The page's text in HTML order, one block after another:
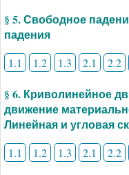
§ 5. Свободное
падения
1.1 1.2 1.3 2.1 2.2
§ 6. Криволинейное
движение
Линейная и угловая
1.1 1.2 1.3 2.1 2.2